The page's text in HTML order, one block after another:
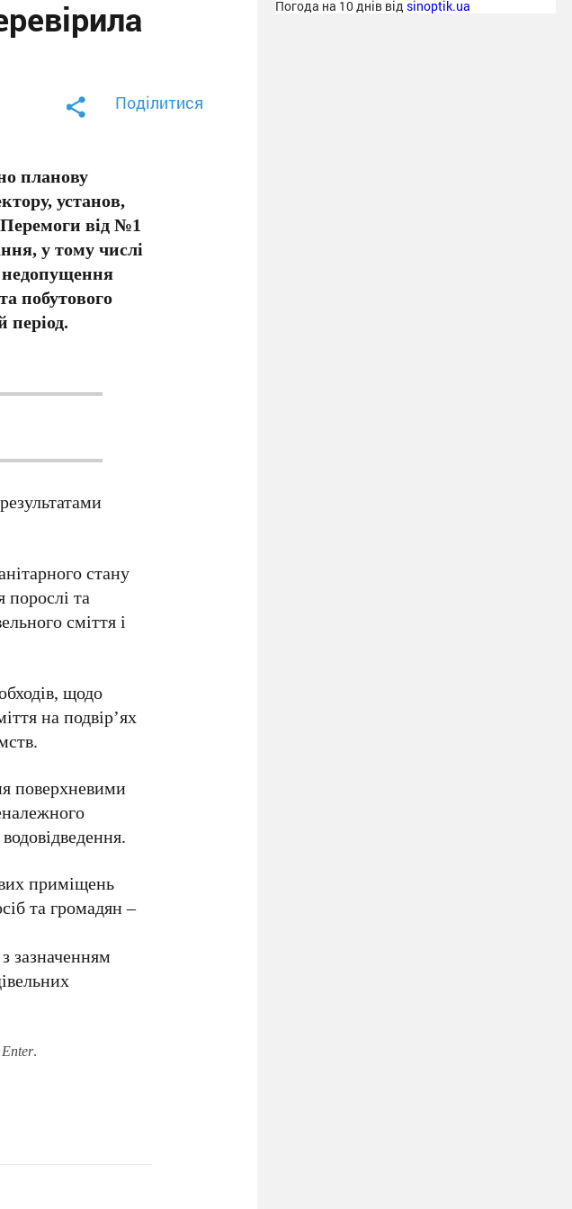
Поділитися
планову
установ,
Перемоги від №1
у тому числі
недопущення
побутового
період.
стану
порослі та
сміття і
щодо
на подвір’ях
поверхневими
приміщень
та громадян –
зазначенням
.
Погода на 10 днів від sinoptik.ua